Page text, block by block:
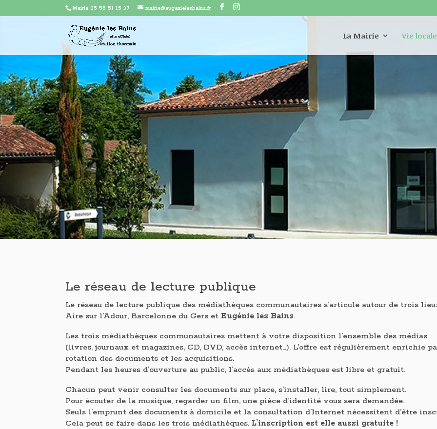
Mairie 05 58 51 15 37 mairie@eugenielesbains.fr
La Mairie Vie locale
Le réseau de lecture publique
Le réseau de lecture publique des médiathèques communautaires s’articule autour de trois
Aire sur l’Adour, Barcelonne du Gers et Eugénie les Bains.
Les trois médiathèques communautaires mettent à votre disposition l’ensemble des médias
(livres, journaux et magazines, CD, DVD, accès internet…). L’offre est régulièrement enrichie
rotation des documents et les acquisitions.
Pendant les heures d’ouverture au public, l’accès aux médiathèques est libre et gratuit.
Chacun peut venir consulter les documents sur place, s’installer, lire, tout simplement.
Pour écouter de la musique, regarder un film, une pièce d’identité vous sera demandée.
Seuls l’emprunt des documents à domicile et la consultation d’Internet nécessitent d’être
Cela peut se faire dans les trois médiathèques. L’inscription est elle aussi gratuite !